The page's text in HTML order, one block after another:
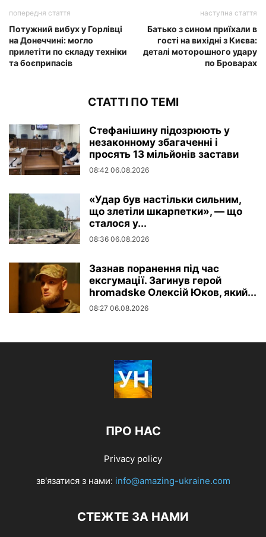
попередня стаття
Потужний вибух у Горлівці
на Донеччині: могло
прилетіти по складу техніки
та боєприпасів
наступна стаття
Батько з сином приїхали в
гості на вихідні з Києва:
деталі моторошного удару
по Броварах
СТАТТІ ПО ТЕМІ
Стефанішину підозрюють у
незаконному збагаченні і
просять 13 мільйонів застави
08:42 06.08.2026
«Удар був настільки сильним,
що злетіли шкарпетки», — що
сталося у...
08:36 06.08.2026
Зазнав поранення під час
ексгумації. Загинув герой
hromadske Олексій Юков, який...
08:27 06.08.2026
ПРО НАС
Privacy policy
зв'язатися з нами: info@amazing-ukraine.com
СТЕЖТЕ ЗА НАМИ